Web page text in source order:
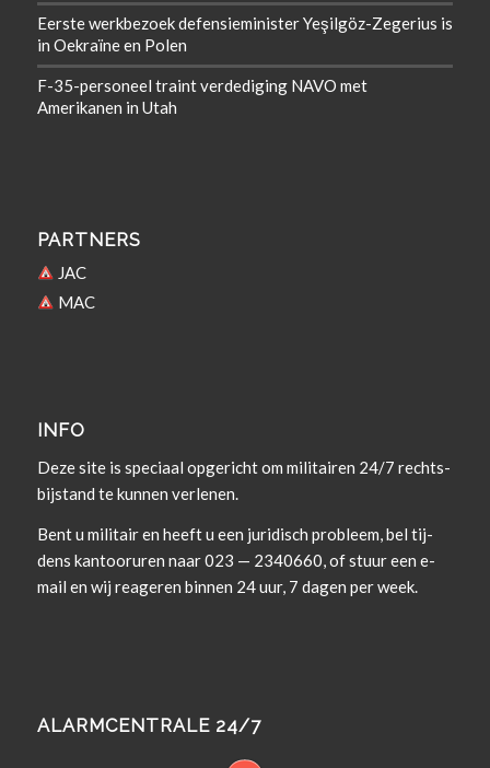
Eerste werkbezoek defensieminister Yeşilgöz-Zegerius is
in Oekraïne en Polen
F-35-personeel traint verdediging NAVO met
Amerikanen in Utah
PARTNERS
JAC
MAC
INFO
Deze site is spe­ci­aal opgericht om militairen 24/7 rechts­
bi­j­s­tand te kun­nen verlenen.
Bent u militair en heeft u een juridisch prob­leem, bel tij­
dens kan­tooruren naar 023 — 2340660, of stuur een e-
mail en wij rea­geren bin­nen 24 uur, 7 dagen per week.
ALARMCENTRALE 24/7